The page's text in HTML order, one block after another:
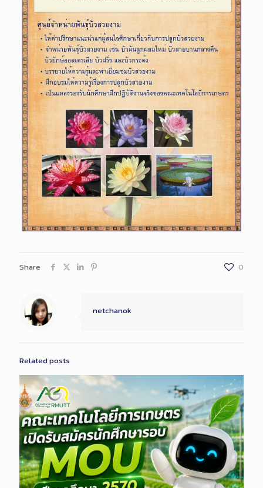
Share 0
netchanok
Related posts